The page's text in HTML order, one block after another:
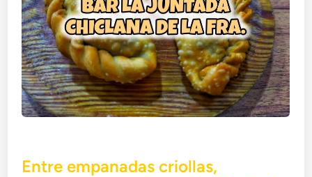
Entre empanadas criollas,